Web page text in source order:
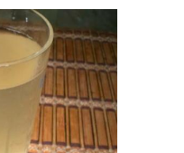
Квас с сухофруктами